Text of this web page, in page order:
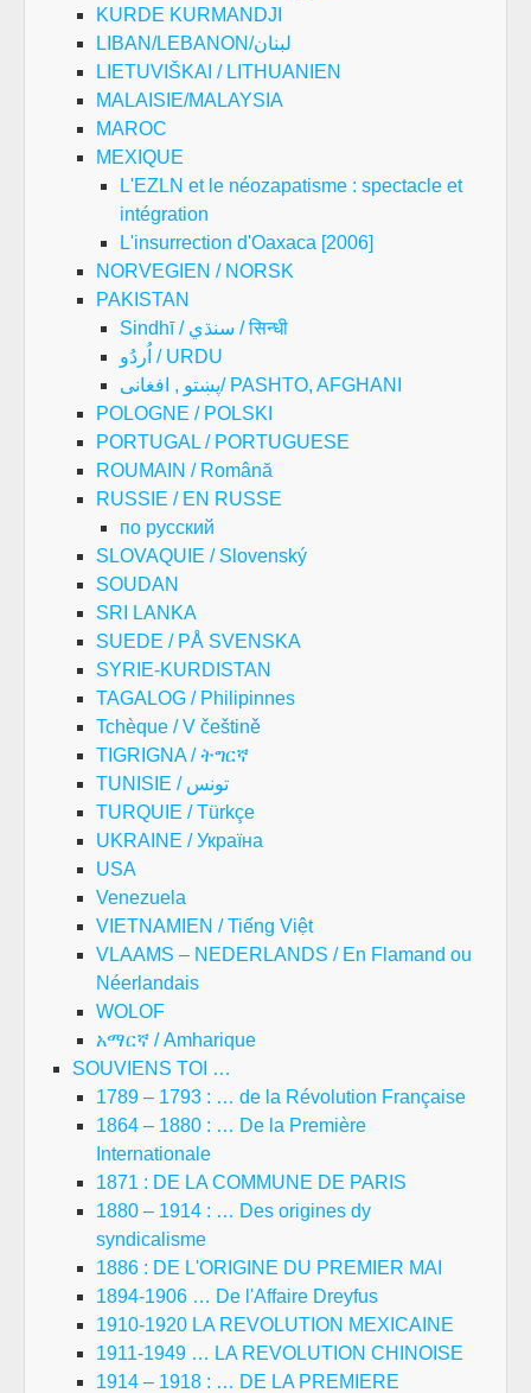
KURDE KURMANDJI
LIBAN/LEBANON/لبنان
LIETUVIŠKAI / LITHUANIEN
MALAISIE/MALAYSIA
MAROC
MEXIQUE
L'EZLN et le néozapatisme : spectacle et
intégration
L'insurrection d'Oaxaca [2006]
NORVEGIEN / NORSK
PAKISTAN
Sindhī / سنڌي / सिन्धी
اُردُو / URDU
پښتو , افغانی/ PASHTO, AFGHANI
POLOGNE / POLSKI
PORTUGAL / PORTUGUESE
ROUMAIN / Română
RUSSIE / EN RUSSE
по русский
SLOVAQUIE / Slovenský
SOUDAN
SRI LANKA
SUEDE / PÅ SVENSKA
SYRIE-KURDISTAN
TAGALOG / Philipinnes
Tchèque / V češtině
TIGRIGNA / ትግርኛ
TUNISIE / تونس
TURQUIE / Türkçe
UKRAINE / Україна
USA
Venezuela
VIETNAMIEN / Tiếng Việt
VLAAMS – NEDERLANDS / En Flamand ou
Néerlandais
WOLOF
አማርኛ / Amharique
SOUVIENS TOI …
1789 – 1793 : … de la Révolution Française
1864 – 1880 : … De la Première
Internationale
1871 : DE LA COMMUNE DE PARIS
1880 – 1914 : … Des origines dy
syndicalisme
1886 : DE L'ORIGINE DU PREMIER MAI
1894-1906 … De l'Affaire Dreyfus
1910-1920 LA REVOLUTION MEXICAINE
1911-1949 … LA REVOLUTION CHINOISE
1914 – 1918 : … DE LA PREMIERE